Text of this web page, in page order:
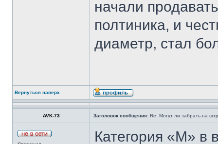
начали
полтиника, и
диаметр, стал
Вернуться наверх
AVK-73 Заголовок сообщения: Re: Могут ли забрать на
Категория «М» в